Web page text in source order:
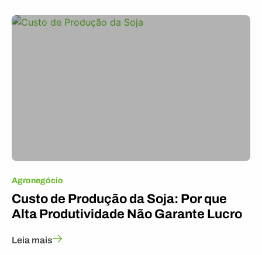
Agronegócio
Custo de Produção da Soja: Por que
Alta Produtividade Não Garante Lucro
Leia mais